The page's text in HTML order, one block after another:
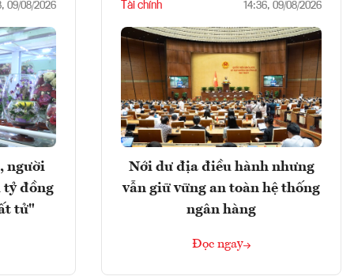
09/08/2026
người
tỷ đồng
tử"
Tài chính 14:36, 09/08/2026
Nới dư địa điều hành nhưng
vẫn giữ vững an toàn hệ thống
ngân hàng
Đọc ngay